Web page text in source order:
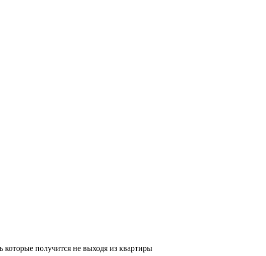
которые получится не выходя из квартиры